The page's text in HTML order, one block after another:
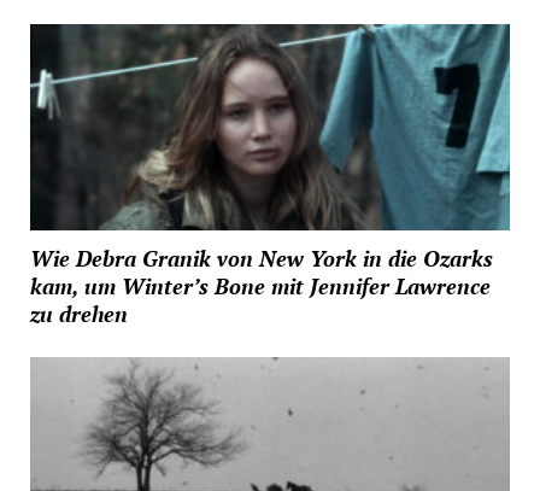
Wie Debra Granik von New York in die Ozarks
kam, um Winter’s Bone mit Jennifer Lawrence
zu drehen